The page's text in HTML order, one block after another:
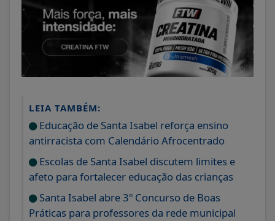
LEIA TAMBÉM:
Educação de Santa Isabel reforça ensino
antirracista com Calendário Afrocentrado
Escolas de Santa Isabel discutem limites e
afeto para fortalecer educação das crianças
Santa Isabel abre 3º Concurso de Boas
Práticas para professores da rede municipal